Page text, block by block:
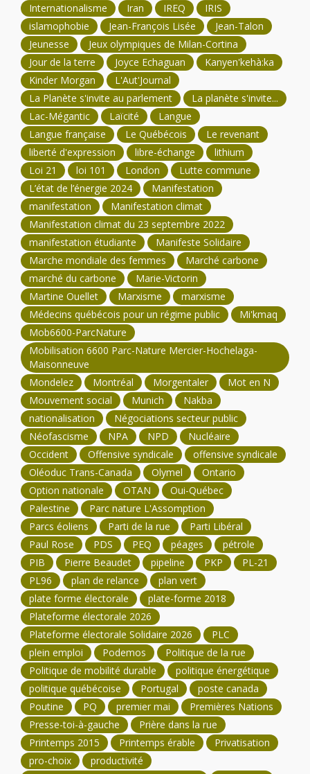
Internationalisme
Iran IREQ
IRIS
islamophobie
Jean-François Lisée
Jean-Talon
Jeunesse
Jeux olympiques de Milan-Cortina
Jour de la terre
Joyce Echaguan
Kanyen'kehà:ka
Kinder Morgan
L'Aut'Journal
La Planète s'invite au parlement
La planète s'invite...
Lac-Mégantic
Laïcité
Langue
Langue française
Le Québécois
Le revenant
liberté d'expression
libre-échange
lithium
Loi 21
loi 101 London
Lutte commune
L’état de l’énergie 2024
Manifestation
manifestation
Manifestation climat
Manifestation climat du 23 septembre 2022
manifestation étudiante
Manifeste Solidaire
Marche mondiale des femmes
Marché carbone
marché du carbone
Marie-Victorin
Martine Ouellet
Marxisme
marxisme
Médecins québécois pour un régime public
Mi'kmaq
Mob6600-ParcNature
Mobilisation 6600 Parc-Nature Mercier-Hochelaga-
Maisonneuve
Mondelez
Montréal Morgentaler
Mot en N
Mouvement social
Munich
Nakba
nationalisation
Négociations secteur public
Néofascisme
NPA NPD
Nucléaire
Occident
Offensive syndicale
offensive syndicale
Oléoduc Trans-Canada
Olymel
Ontario
Option nationale
OTAN
Oui-Québec
Palestine
Parc nature L'Assomption
Parcs éoliens
Parti de la rue
Parti Libéral
Paul Rose
PDS PEQ péages
pétrole
PIB
Pierre Beaudet pipeline PKP
PL-21
PL96
plan de relance
plan vert
plate forme électorale
plate-forme 2018
Plateforme électorale 2026
Plateforme électorale Solidaire 2026
PLC
plein emploi
Podemos
Politique de la rue
Politique de mobilité durable
politique énergétique
politique québécoise
Portugal
poste canada
Poutine
PQ premier mai
Premières Nations
Presse-toi-à-gauche
Prière dans la rue
Printemps 2015
Printemps érable
Privatisation
pro-choix
productivité